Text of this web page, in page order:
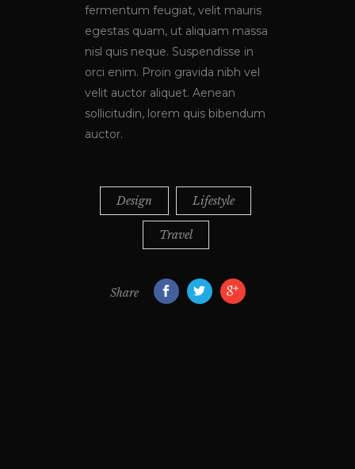
fermentum feugiat, velit mauris
egestas quam, ut aliquam massa
nisl quis neque. Suspendisse in
orci enim. Proin gravida nibh vel
velit auctor aliquet. Aenean
sollicitudin, lorem quis bibendum
auctor.
Design Lifestyle
Travel
Share